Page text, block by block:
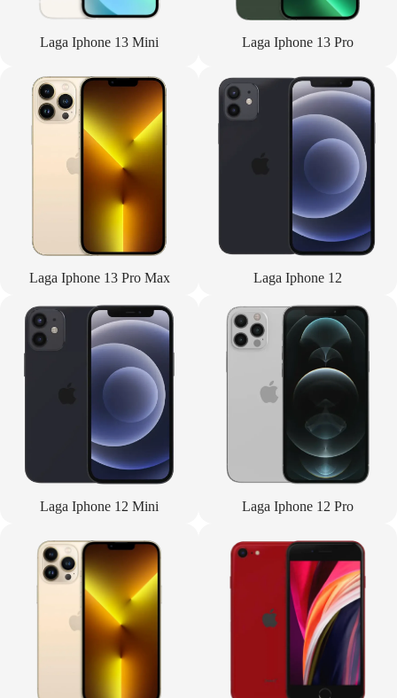
Laga Iphone 13 Mini Laga Iphone 13 Pro
Laga Iphone 13 Pro Max Laga Iphone 12
Laga Iphone 12 Mini Laga Iphone 12 Pro